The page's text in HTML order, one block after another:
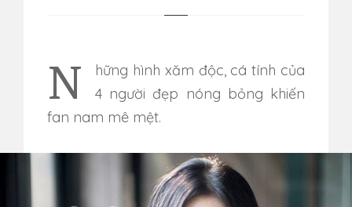
Những hình xăm độc, cá tính của
4 người đẹp nóng bỏng khiến
fan nam mê mệt.